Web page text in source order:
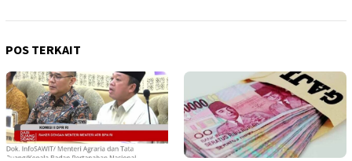
POS TERKAIT